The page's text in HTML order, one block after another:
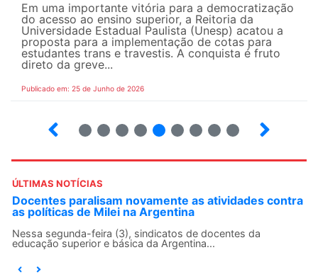
Em uma importante vitória para a democratização
do acesso ao ensino superior, a Reitoria da
Universidade Estadual Paulista (Unesp) acatou a
proposta para a implementação de cotas para
estudantes trans e travestis. A conquista é fruto
direto da greve...
Publicado em: 25 de Junho de 2026
ÚLTIMAS NOTÍCIAS
Docentes paralisam novamente as atividades contra
as políticas de Milei na Argentina
Nessa segunda-feira (3), sindicatos de docentes da
educação superior e básica da Argentina...